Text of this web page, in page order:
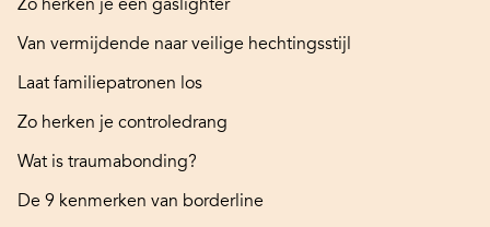
Van vermijdende naar veilige hechtingsstijl
Laat familiepatronen los
Zo herken je controledrang
Wat is traumabonding?
De 9 kenmerken van borderline